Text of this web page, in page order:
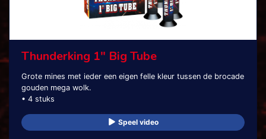
Thunderking 1" Big Tube
Grote mines met ieder een eigen felle kleur tussen de brocade
gouden mega wolk.
• 4 stuks
Speel video